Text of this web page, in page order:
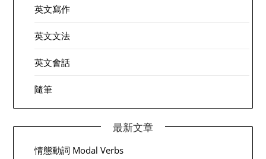
英文寫作
英文文法
英文會話
隨筆
最新文章
情態動詞 Modal Verbs